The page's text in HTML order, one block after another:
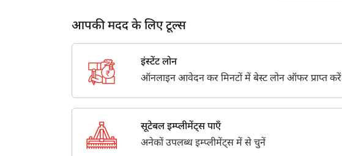
आपकी मदद के लिए टूल्स
इंस्टेंट लोन
ऑनलाइन आवेदन कर मिनटों में बेस्ट लोन ऑफर प्राप्त करें
सूटेबल इम्प्लीमेंट्स पाएँ
अनेकों उपलब्ध इम्प्लीमेंट्स में से चुनें